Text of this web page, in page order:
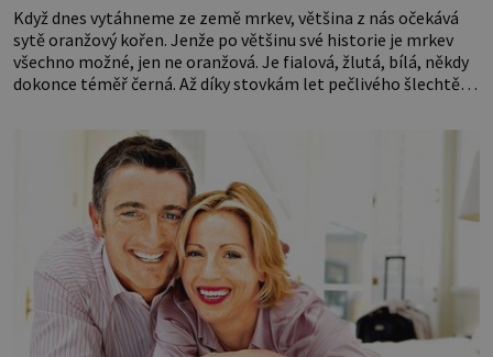
Když dnes vytáhneme ze země mrkev, většina z nás očekává
sytě oranžový kořen. Jenže po většinu své historie je mrkev
všechno možné, jen ne oranžová. Je fialová, žlutá, bílá, někdy
dokonce téměř černá. Až díky stovkám let pečlivého šlechtění
nedokážeme představit. Její příběh je